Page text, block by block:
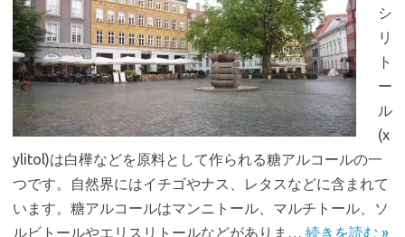
シ
リ
ト
ー
ル
(x
ylitol)は白樺などを原料として作られる糖アルコールの一
つです。自然界にはイチゴやナス、レタスなどに含まれて
います。糖アルコールはマンニトール、マルチトール、ソ
ルビトールやエリスリトールなどがありま… 続きを読む »